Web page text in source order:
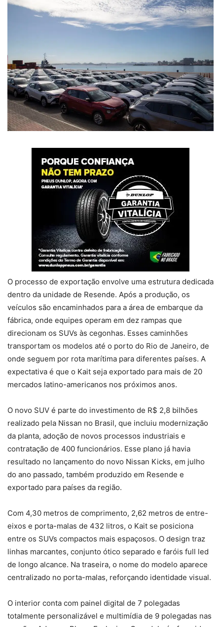
O processo de exportação envolve uma estrutura dedicada
dentro da unidade de Resende. Após a produção, os
veículos são encaminhados para a área de embarque da
fábrica, onde equipes operam em dez rampas que
direcionam os SUVs às cegonhas. Esses caminhões
transportam os modelos até o porto do Rio de Janeiro, de
onde seguem por rota marítima para diferentes países. A
expectativa é que o Kait seja exportado para mais de 20
mercados latino-americanos nos próximos anos.
O novo SUV é parte do investimento de R$ 2,8 bilhões
realizado pela Nissan no Brasil, que incluiu modernização
da planta, adoção de novos processos industriais e
contratação de 400 funcionários. Esse plano já havia
resultado no lançamento do novo Nissan Kicks, em julho
do ano passado, também produzido em Resende e
exportado para países da região.
Com 4,30 metros de comprimento, 2,62 metros de entre-
eixos e porta-malas de 432 litros, o Kait se posiciona
entre os SUVs compactos mais espaçosos. O design traz
linhas marcantes, conjunto ótico separado e faróis full led
de longo alcance. Na traseira, o nome do modelo aparece
centralizado no porta-malas, reforçando identidade visual.
O interior conta com painel digital de 7 polegadas
totalmente personalizável e multimídia de 9 polegadas nas